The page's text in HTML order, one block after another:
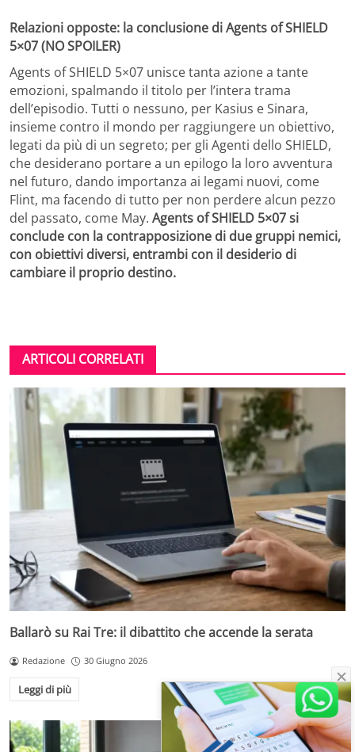
Relazioni opposte: la conclusione di Agents of SHIELD
5×07 (NO SPOILER)
Agents of SHIELD 5×07 unisce tanta azione a tante
emozioni, spalmando il titolo per l’intera trama
dell’episodio. Tutti o nessuno, per Kasius e Sinara,
insieme contro il mondo per raggiungere un obiettivo,
legati da più di un segreto; per gli Agenti dello SHIELD,
che desiderano portare a un epilogo la loro avventura
nel futuro, dando importanza ai legami nuovi, come
Flint, ma facendo di tutto per non perdere alcun pezzo
del passato, come May. Agents of SHIELD 5×07 si
conclude con la contrapposizione di due gruppi nemici,
con obiettivi diversi, entrambi con il desiderio di
cambiare il proprio destino.
ARTICOLI CORRELATI
Ballarò su Rai Tre: il dibattito che accende la serata
Redazione 30 Giugno 2026
Leggi di più